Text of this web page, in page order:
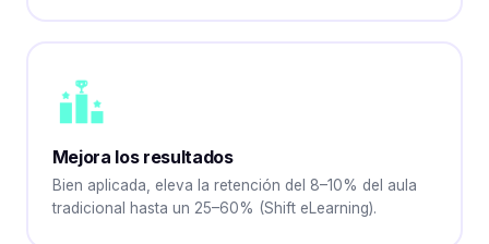
Mejora los resultados
Bien aplicada, eleva la retención del 8–10% del aula
tradicional hasta un 25–60% (Shift eLearning).